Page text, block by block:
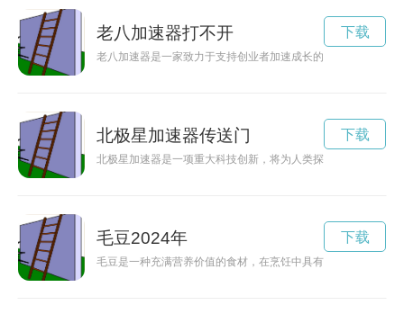
老八加速器打不开
老八加速器是一家致力于支持创业者加速成长的机构，通过提
下载
北极星加速器传送门
北极星加速器是一项重大科技创新，将为人类探索宇宙提供新的
下载
毛豆2024年
毛豆是一种充满营养价值的食材，在烹饪中具有独特的风味和
下载